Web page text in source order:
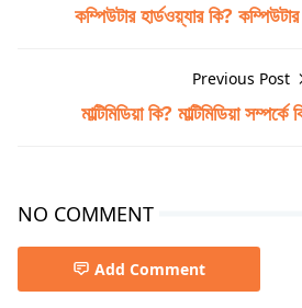
কম্পিউটার হার্ডওয়্যার কি? কম্পিউটার
Previous Post
মাল্টিমিডিয়া কি? মাল্টিমিডিয়া
NO COMMENT
Add Comment